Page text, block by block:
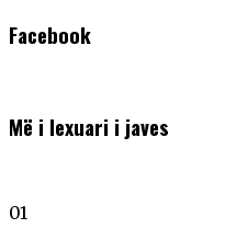
Facebook
Më i lexuari i javes
01